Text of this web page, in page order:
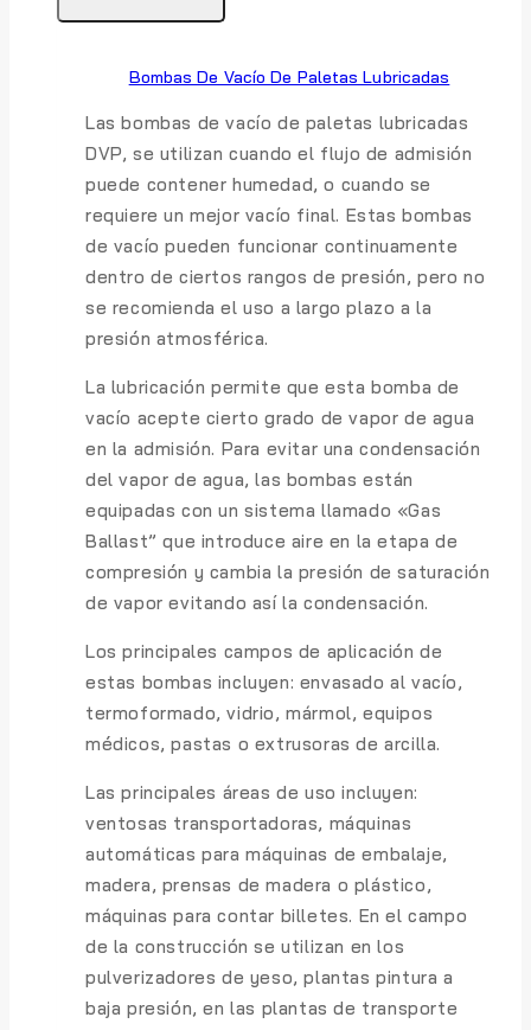
Bombas De Vacío De Paletas Lubricadas
Las bombas de vacío de paletas lubricadas
DVP, se utilizan cuando el flujo de admisión
puede contener humedad, o cuando se
requiere un mejor vacío final. Estas bombas
de vacío pueden funcionar continuamente
dentro de ciertos rangos de presión, pero no
se recomienda el uso a largo plazo a la
presión atmosférica.
La lubricación permite que esta bomba de
vacío acepte cierto grado de vapor de agua
en la admisión. Para evitar una condensación
del vapor de agua, las bombas están
equipadas con un sistema llamado «Gas
Ballast” que introduce aire en la etapa de
compresión y cambia la presión de saturación
de vapor evitando así la condensación.
Los principales campos de aplicación de
estas bombas incluyen: envasado al vacío,
termoformado, vidrio, mármol, equipos
médicos, pastas o extrusoras de arcilla.
Las principales áreas de uso incluyen:
ventosas transportadoras, máquinas
automáticas para máquinas de embalaje,
madera, prensas de madera o plástico,
máquinas para contar billetes. En el campo
de la construcción se utilizan en los
pulverizadores de yeso, plantas pintura a
baja presión, en las plantas de transporte